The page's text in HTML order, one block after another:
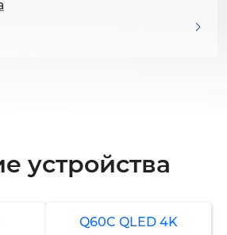
устройства
Q60C QLED 4K